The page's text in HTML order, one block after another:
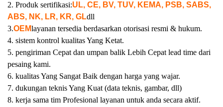
2. Produk sertifikasi:UL, CE, BV, TUV, KEMA, PSB, SABS,
ABS, NK, LR, KR, GLdll
3.OEMlayanan tersedia berdasarkan otorisasi resmi & hukum.
4. sistem kontrol kualitas Yang Ketat.
5. pengiriman Cepat dan umpan balik Lebih Cepat lead time dari
pesaing kami.
6. kualitas Yang Sangat Baik dengan harga yang wajar.
7. dukungan teknis Yang Kuat (data teknis, gambar, dll)
8. kerja sama tim Profesional layanan untuk anda secara aktif.